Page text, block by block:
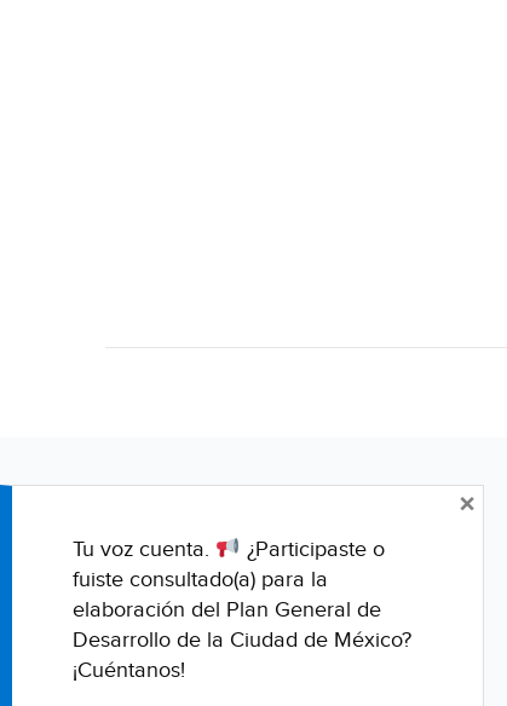
Tu voz cuenta.
¿Participaste o
fuiste consultado(a) para la
elaboración del Plan General de
Desarrollo de la Ciudad de México?
¡Cuéntanos!
×